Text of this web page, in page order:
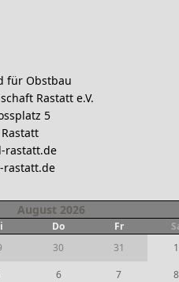
für Obstbau
Rastatt e.V.
5
rastatt.de
rastatt.de
August 2026
Do Fr
30 31
1
6 7 8